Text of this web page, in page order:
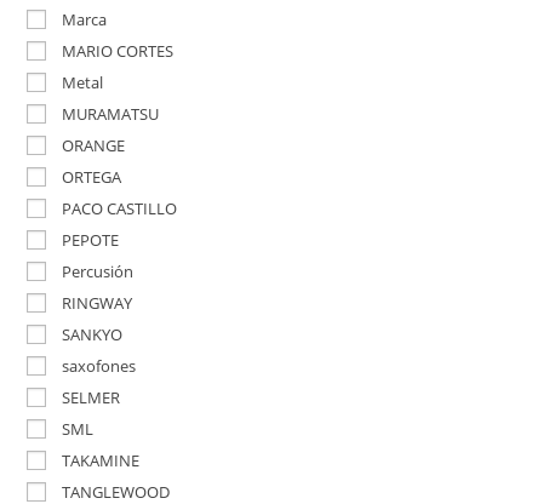
Marca
MARIO CORTES
Metal
MURAMATSU
ORANGE
ORTEGA
PACO CASTILLO
PEPOTE
Percusión
RINGWAY
SANKYO
saxofones
SELMER
SML
TAKAMINE
TANGLEWOOD